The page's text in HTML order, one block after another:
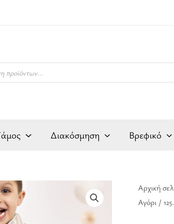
Διακόσμηση Βρεφικό
Αρχική
Αγόρι /
125.20
Σέτ